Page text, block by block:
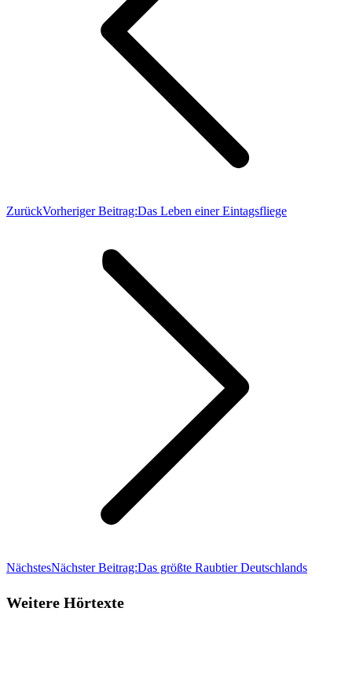
ZurückVorheriger Beitrag:Das Leben einer Eintagsfliege
NächstesNächster Beitrag:Das größte Raubtier Deutschlands
Weitere Hörtexte